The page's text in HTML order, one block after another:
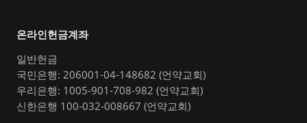
온라인헌금계좌
일반헌금
국민은행: 206001-04-148682 (언약교회)
우리은행: 1005-901-708-982 (언약교회)
신한은행 100-032-008667 (언약교회)